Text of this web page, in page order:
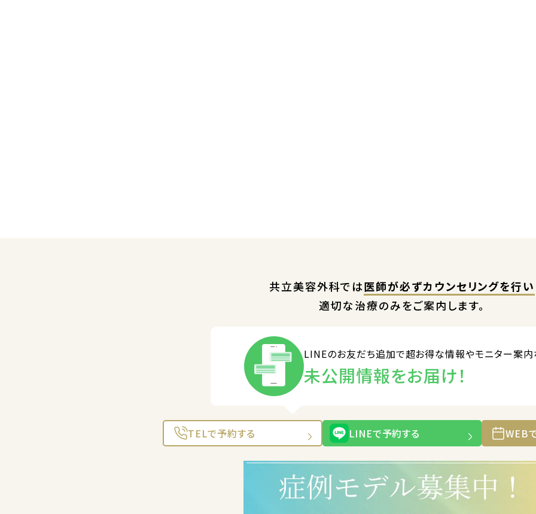
共立美容外科では医師が必ずカウンセリングを行い
適切な治療のみをご案内します。
LINEのお友だち追加で超お得な情報やモニター案
未公開情報をお届け！
TELで予約する LINEで予約する WEB